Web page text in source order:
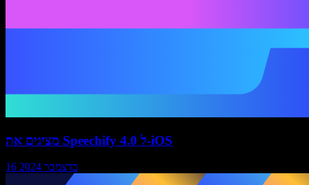
מציגים את Speechify 4.0 ל‑iOS
16 בדצמבר 2024